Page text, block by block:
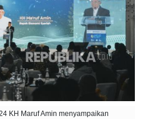
KH Maruf Amin menyampaikan